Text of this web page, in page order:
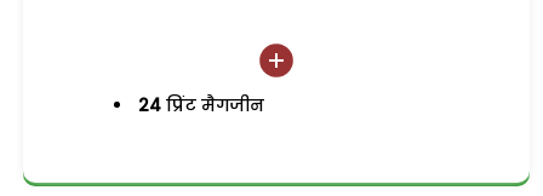
24 प्रिंट मैगजीन